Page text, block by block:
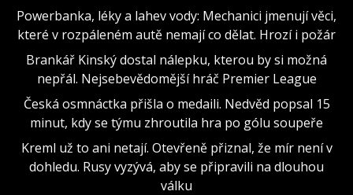
Powerbanka, léky a lahev vody: Mechanici jmenují věci,
které v rozpáleném autě nemají co dělat. Hrozí i požár
Brankář Kinský dostal nálepku, kterou by si možná
nepřál. Nejsebevědomější hráč Premier League
Česká osmnáctka přišla o medaili. Nedvěd popsal 15
minut, kdy se týmu zhroutila hra po gólu soupeře
Kreml už to ani netají. Otevřeně přiznal, že mír není v
dohledu. Rusy vyzývá, aby se připravili na dlouhou
válku